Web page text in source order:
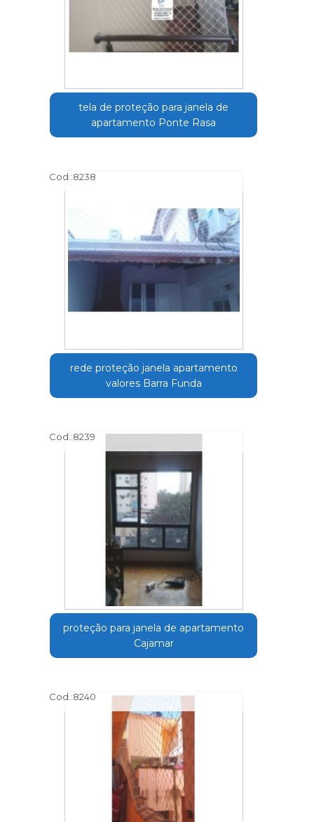
tela de proteção para janela de
apartamento Ponte Rasa
Cod.:8238
rede proteção janela apartamento
valores Barra Funda
Cod.:8239
proteção para janela de apartamento
Cajamar
Cod.:8240